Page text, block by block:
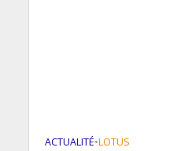
ACTUALITÉ•LOTUS